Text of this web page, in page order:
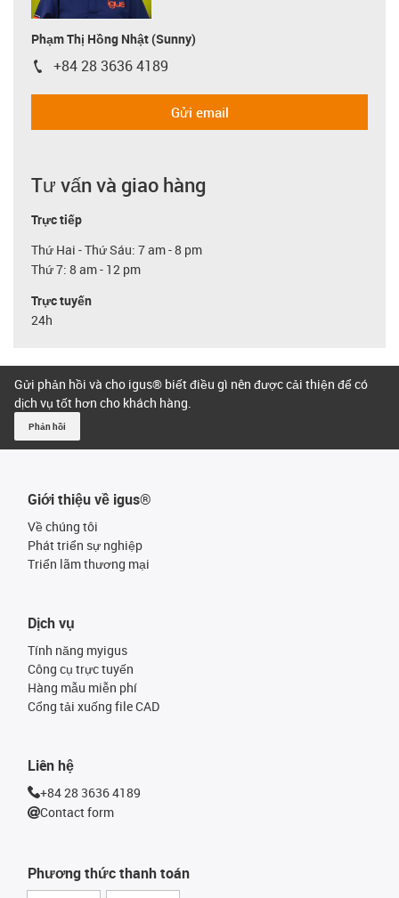
Phạm Thị Hồng Nhật (Sunny)
igus-icon-phone
+84 28 3636 4189
Gửi email
Tư vấn và giao hàng
Trực tiếp
Thứ Hai - Thứ Sáu: 7 am - 8 pm
Thứ 7: 8 am - 12 pm
Trực tuyến
24h
Gửi phản hồi và cho igus® biết điều gì nên được cải thiện để có
dịch vụ tốt hơn cho khách hàng.
Phản hồi
Giới thiệu về igus®
Về chúng tôi
Phát triển sự nghiệp
Triển lãm thương mại
Phương thức thanh toán
Dịch vụ
Tính năng myigus
Công cụ trực tuyến
Hàng mẫu miễn phí
Cổng tải xuống file CAD
Liên hệ
+84 28 3636 4189
Contact form